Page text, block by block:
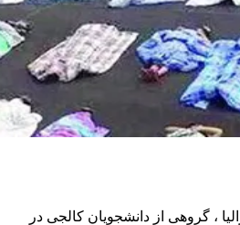
، گروهی از دانشجویان کالجی در